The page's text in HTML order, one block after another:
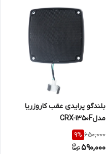
بلندگو پرایدی عقب کاروزریا
مدلCRX-1350F
650,000
9%
590,000